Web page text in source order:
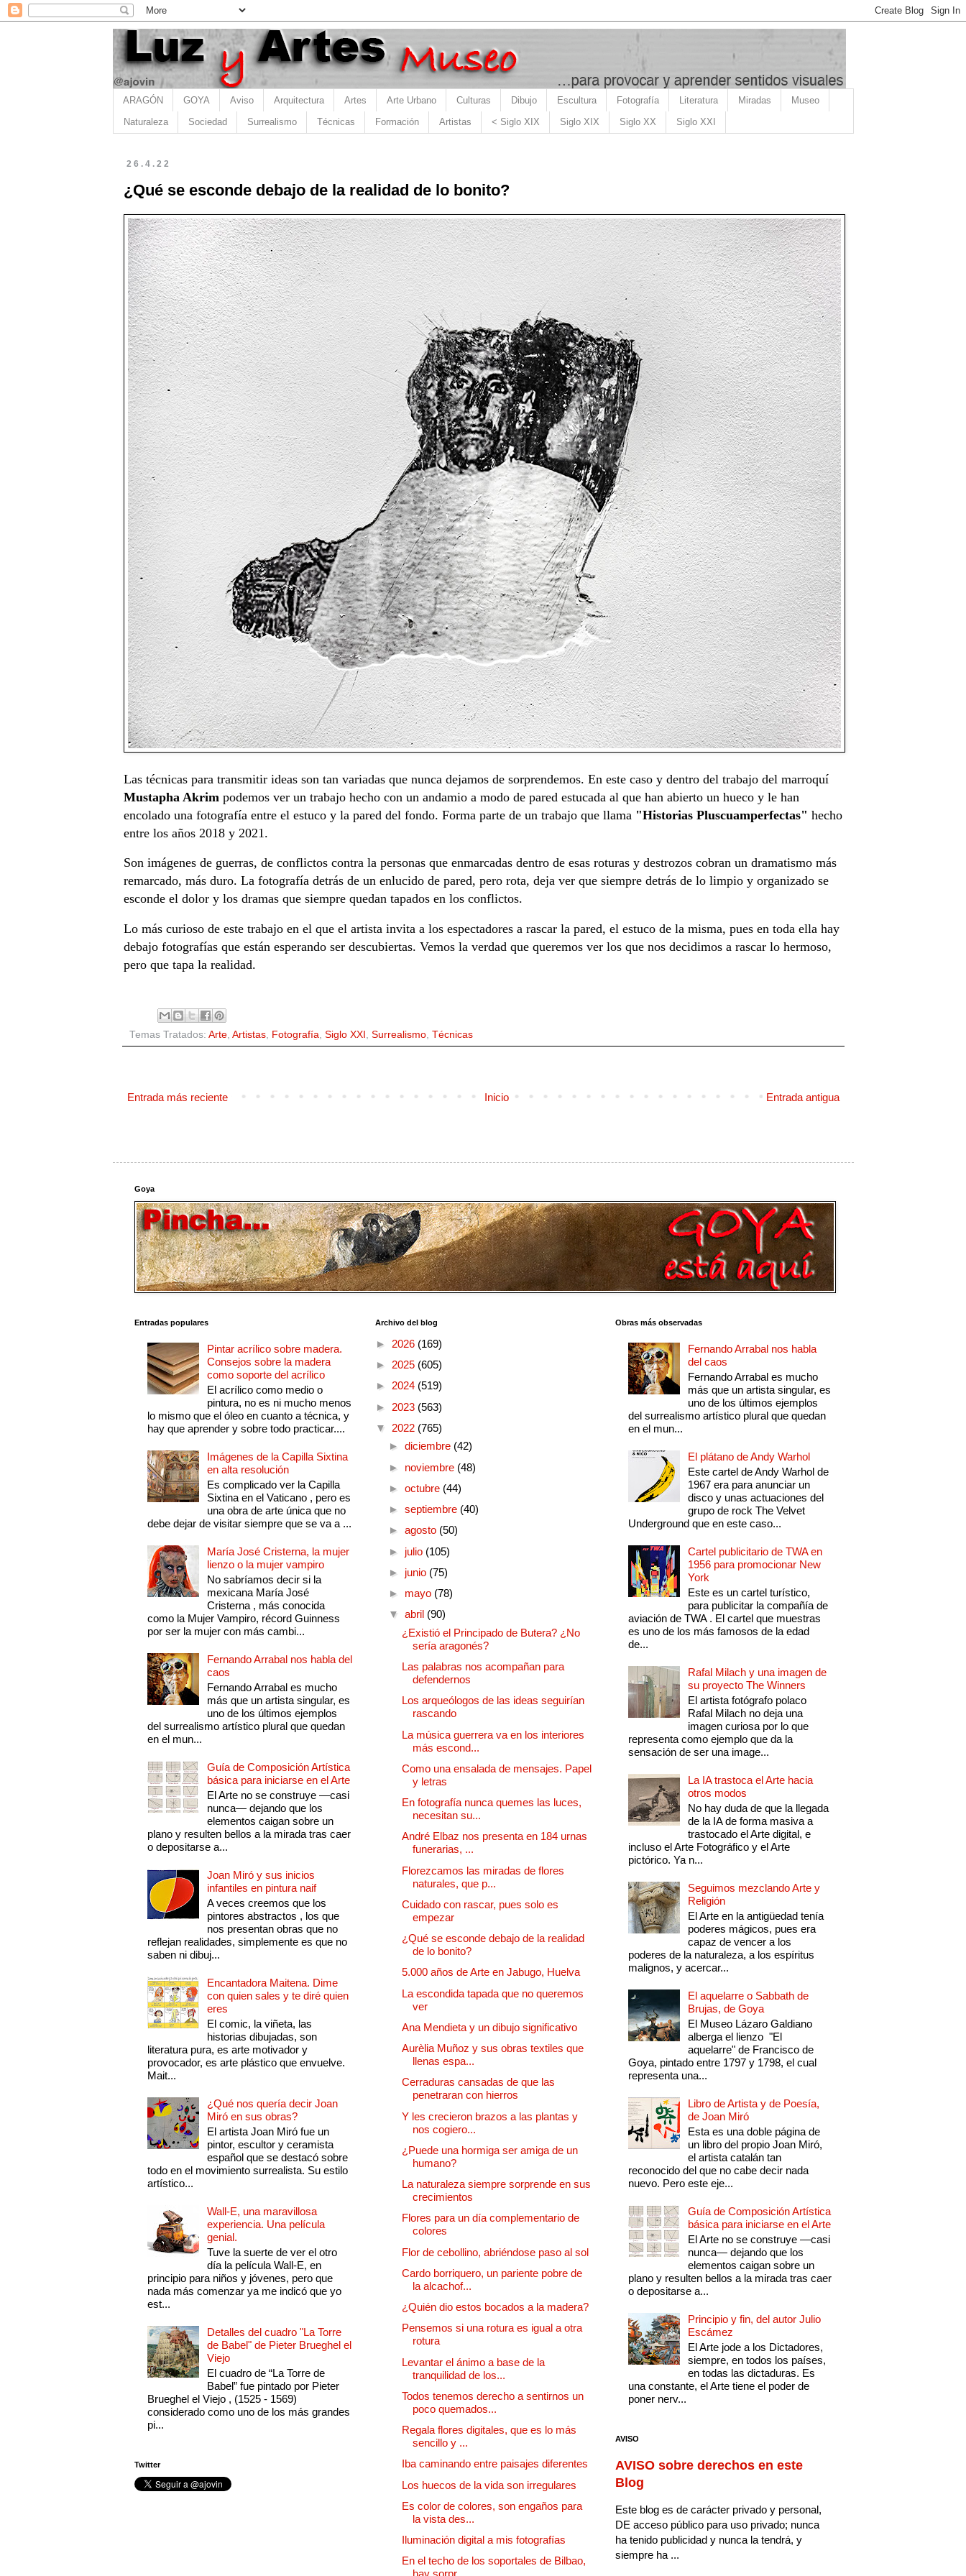
ARAGÓN GOYA Aviso Arquitectura Artes Arte Urbano Culturas Dibujo Escultura Fotografía Literatura Miradas Museo
Naturaleza Sociedad Surrealismo Técnicas Formación Artistas < Siglo XIX Siglo XIX Siglo XX Siglo XXI
26.4.22
¿Qué se esconde debajo de la realidad de lo bonito?
Las técnicas para transmitir ideas son tan variadas que nunca dejamos de sorprendemos. En este caso y dentro del trabajo del marroquí
Mustapha Akrim podemos ver un trabajo hecho con un andamio a modo de pared estucada al que han abierto un hueco y le han
encolado una fotografía entre el estuco y la pared del fondo. Forma parte de un trabajo que llama "Historias Pluscuamperfectas" hecho
entre los años 2018 y 2021.
Son imágenes de guerras, de conflictos contra la personas que enmarcadas dentro de esas roturas y destrozos cobran un dramatismo más
remarcado, más duro. La fotografía detrás de un enlucido de pared, pero rota, deja ver que siempre detrás de lo limpio y organizado se
esconde el dolor y los dramas que siempre quedan tapados en los conflictos.
Lo más curioso de este trabajo en el que el artista invita a los espectadores a rascar la pared, el estuco de la misma, pues en toda ella hay
debajo fotografías que están esperando ser descubiertas. Vemos la verdad que queremos ver los que nos decidimos a rascar lo hermoso,
pero que tapa la realidad.
Temas Tratados: Arte, Artistas, Fotografía, Siglo XXI , Surrealismo, Técnicas
Entrada más reciente Entrada antigua
Inicio
Goya
Entradas populares
Pintar acrílico sobre madera.
Consejos sobre la madera
como soporte del acrílico
El acrílico como medio o
pintura, no es ni mucho menos
lo mismo que el óleo en cuanto a técnica, y
hay que aprender y sobre todo practicar....
Imágenes de la Capilla Sixtina
en alta resolución
Es complicado ver la Capilla
Sixtina en el Vaticano , pero es
una obra de arte única que no
debe dejar de visitar siempre que se va a ...
María José Cristerna, la mujer
lienzo o la mujer vampiro
No sabríamos decir si la
mexicana María José
Cristerna , más conocida
como la Mujer Vampiro, récord Guinness
por ser la mujer con más cambi...
Fernando Arrabal nos habla del
caos
Fernando Arrabal es mucho
más que un artista singular, es
uno de los últimos ejemplos
del surrealismo artístico plural que quedan
en el mun...
Guía de Composición Artística
básica para iniciarse en el Arte
El Arte no se construye —casi
nunca— dejando que los
elementos caigan sobre un
plano y resulten bellos a la mirada tras caer
o depositarse a...
Joan Miró y sus inicios
infantiles en pintura naif
A veces creemos que los
pintores abstractos , los que
nos presentan obras que no
reflejan realidades, simplemente es que no
saben ni dibuj...
Encantadora Maitena. Dime
con quien sales y te diré quien
eres
El comic, la viñeta, las
historias dibujadas, son
literatura pura, es arte motivador y
provocador, es arte plástico que envuelve.
Mait...
¿Qué nos quería decir Joan
Miró en sus obras?
El artista Joan Miró fue un
pintor, escultor y ceramista
español que se destacó sobre
todo en el movimiento surrealista. Su estilo
artístico...
Wall-E, una maravillosa
experiencia. Una película
genial.
Tuve la suerte de ver el otro
día la película Wall-E, en
principio para niños y jóvenes, pero que
nada más comenzar ya me indicó que yo
est...
Detalles del cuadro "La Torre
de Babel" de Pieter Brueghel el
Viejo
El cuadro de “La Torre de
Babel” fue pintado por Pieter
Brueghel el Viejo , (1525 - 1569)
considerado como uno de los más grandes
pi...
Twitter
Archivo del blog
► 2026 (169)
► 2025 (605)
► 2024 (519)
► 2023 (563)
▼ 2022 (765)
► diciembre (42)
► noviembre (48)
► octubre (44)
► septiembre (40)
► agosto (50)
► julio (105)
► junio (75)
► mayo (78)
▼ abril (90)
¿Existió el Principado de Butera? ¿No
sería aragonés?
Las palabras nos acompañan para
defendernos
Los arqueólogos de las ideas seguirían
rascando
La música guerrera va en los interiores
más escond...
Como una ensalada de mensajes. Papel
y letras
En fotografía nunca quemes las luces,
necesitan su...
André Elbaz nos presenta en 184 urnas
funerarias, ...
Florezcamos las miradas de flores
naturales, que p...
Cuidado con rascar, pues solo es
empezar
¿Qué se esconde debajo de la realidad
de lo bonito?
5.000 años de Arte en Jabugo, Huelva
La escondida tapada que no queremos
ver
Ana Mendieta y un dibujo significativo
Aurèlia Muñoz y sus obras textiles que
llenas espa...
Cerraduras cansadas de que las
penetraran con hierros
Y les crecieron brazos a las plantas y
nos cogiero...
¿Puede una hormiga ser amiga de un
humano?
La naturaleza siempre sorprende en sus
crecimientos
Flores para un día complementario de
colores
Flor de cebollino, abriéndose paso al sol
Cardo borriquero, un pariente pobre de
la alcachof...
¿Quién dio estos bocados a la madera?
Pensemos si una rotura es igual a otra
rotura
Levantar el ánimo a base de la
tranquilidad de los...
Todos tenemos derecho a sentirnos un
poco quemados...
Regala flores digitales, que es lo más
sencillo y ...
Iba caminando entre paisajes diferentes
Los huecos de la vida son irregulares
Es color de colores, son engaños para
la vista des...
Iluminación digital a mis fotografías
En el techo de los soportales de Bilbao,
Obras más observadas
Fernando Arrabal nos habla
del caos
Fernando Arrabal es mucho
más que un artista singular, es
uno de los últimos ejemplos
del surrealismo artístico plural que quedan
en el mun...
El plátano de Andy Warhol
Este cartel de Andy Warhol de
1967 era para anunciar un
disco y unas actuaciones del
grupo de rock The Velvet
Underground que en este caso...
Cartel publicitario de TWA en
1956 para promocionar New
York
Este es un cartel turístico,
para publicitar la compañía de
aviación de TWA . El cartel que muestras
es uno de los más famosos de la edad
de...
Rafal Milach y una imagen de
su proyecto The Winners
El artista fotógrafo polaco
Rafal Milach no deja una
imagen curiosa por lo que
representa como ejemplo que da la
sensación de ser una image...
La IA trastoca el Arte hacia
otros modos
No hay duda de que la llegada
de la IA de forma masiva a
trastocado el Arte digital, e
incluso el Arte Fotográfico y el Arte
pictórico. Ya n...
Seguimos mezclando Arte y
Religión
El Arte en la antigüedad tenía
poderes mágicos, pues era
capaz de vencer a los
poderes de la naturaleza, a los espíritus
malignos, y acercar...
El aquelarre o Sabbath de
Brujas, de Goya
El Museo Lázaro Galdiano
alberga el lienzo "El
aquelarre" de Francisco de
Goya, pintado entre 1797 y 1798, el cual
representa una...
Libro de Artista y de Poesía,
de Joan Miró
Esta es una doble página de
un libro del propio Joan Miró,
el artista catalán tan
reconocido del que no cabe decir nada
nuevo. Pero este eje...
Guía de Composición Artística
básica para iniciarse en el Arte
El Arte no se construye —casi
nunca— dejando que los
elementos caigan sobre un
plano y resulten bellos a la mirada tras caer
o depositarse a...
Principio y fin, del autor Julio
Escámez
El Arte jode a los Dictadores,
siempre, en todos los países,
en todas las dictaduras. Es
una constante, el Arte tiene el poder de
poner nerv...
AVISO
AVISO sobre derechos en este
Blog
Este blog es de carácter privado y personal,
DE acceso público para uso privado; nunca
ha tenido publicidad y nunca la tendrá, y
siempre ha ...